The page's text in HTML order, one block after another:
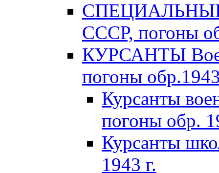
СПЕЦИАЛЬНЫЕ
СССР, погоны
КУРСАНТЫ
погоны
Курсанты
погоны обр.
Курсанты
1943 г.